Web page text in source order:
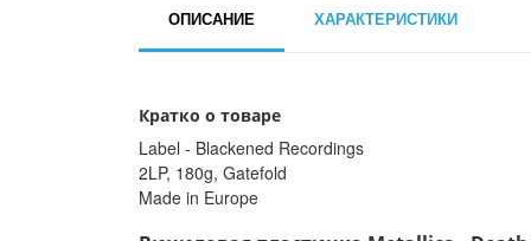
ОПИСАНИЕ ХАРАКТЕРИСТИКИ
Кратко о товаре
Label - Blackened Recordings
2LP, 180g, Gatefold
Made in Europe